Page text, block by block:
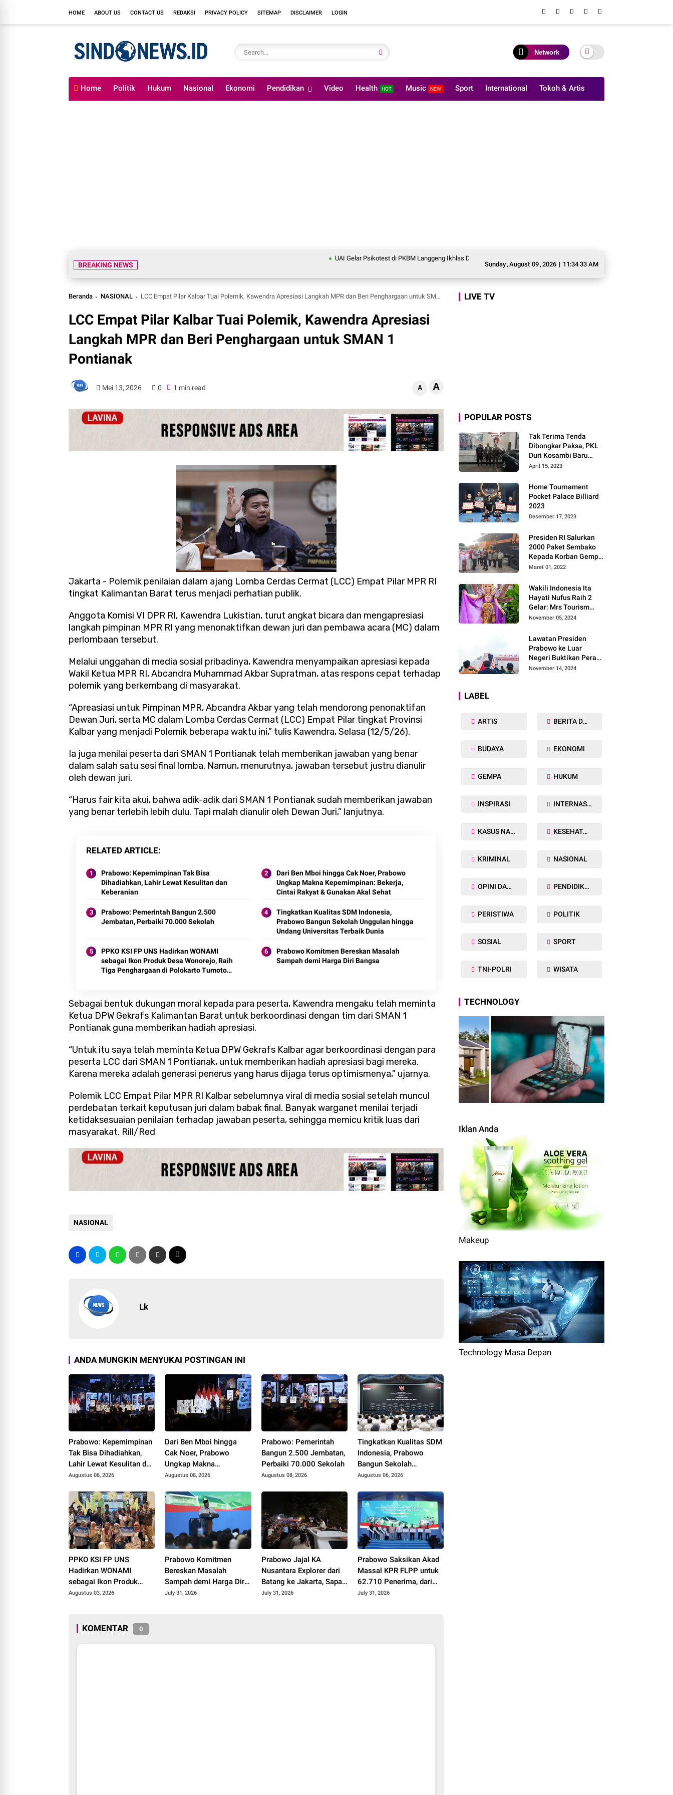
HOME ABOUT US CONTACT US REDAKSI PRIVACY POLICY SITEMAP DISCLAIMER LOGIN
Network
Home Politik Hukum Nasional Ekonomi Pendidikan Video Health HOT Music NEW Sport International Tokoh & Artis
Sunday,August 09,2026 | 11:34 34 AM
BREAKING NEWS
UAI Gelar Psikotest di PKBM Langgeng Ikhlas Depok, Dorong Asesmen Awal Pembelajaran dan Pengembangan Potensi
Beranda NASIONAL LCC Empat Pilar Kalbar Tuai Polemik, Kawendra Apresiasi Langkah MPR dan Beri Penghargaan untuk SMAN 1 Pontianak
LCC Empat Pilar Kalbar Tuai Polemik, Kawendra Apresiasi
Langkah MPR dan Beri Penghargaan untuk SMAN 1
Pontianak
Mei 13, 2026 0 1 min read A A
Jakarta - Polemik penilaian dalam ajang Lomba Cerdas Cermat (LCC) Empat Pilar MPR RI
tingkat Kalimantan Barat terus menjadi perhatian publik.
Anggota Komisi VI DPR RI, Kawendra Lukistian, turut angkat bicara dan mengapresiasi
langkah pimpinan MPR RI yang menonaktifkan dewan juri dan pembawa acara (MC) dalam
perlombaan tersebut.
Melalui unggahan di media sosial pribadinya, Kawendra menyampaikan apresiasi kepada
Wakil Ketua MPR RI, Abcandra Muhammad Akbar Supratman, atas respons cepat terhadap
polemik yang berkembang di masyarakat.
“Apreasiasi untuk Pimpinan MPR, Abcandra Akbar yang telah mendorong penonaktifan
Dewan Juri, serta MC dalam Lomba Cerdas Cermat (LCC) Empat Pilar tingkat Provinsi
Kalbar yang menjadi Polemik beberapa waktu ini,” tulis Kawendra, Selasa (12/5/26).
Ia juga menilai peserta dari SMAN 1 Pontianak telah memberikan jawaban yang benar
dalam salah satu sesi final lomba. Namun, menurutnya, jawaban tersebut justru dianulir
oleh dewan juri.
“Harus fair kita akui, bahwa adik-adik dari SMAN 1 Pontianak sudah memberikan jawaban
yang benar terlebih lebih dulu. Tapi malah dianulir oleh Dewan Juri,” lanjutnya.
RELATED ARTICLE
Prabowo: Kepemimpinan Tak Bisa
Dihadiahkan, Lahir Lewat Kesulitan dan
Keberanian
Dari Ben Mboi hingga Cak Noer, Prabowo
Ungkap Makna Kepemimpinan: Bekerja,
Cintai Rakyat & Gunakan Akal Sehat
Prabowo: Pemerintah Bangun 2.500
Jembatan, Perbaiki 70.000 Sekolah
Tingkatkan Kualitas SDM Indonesia,
Prabowo Bangun Sekolah Unggulan hingga
Undang Universitas Terbaik Dunia
PPKO KSI FP UNS Hadirkan WONAMI
sebagai Ikon Produk Desa Wonorejo, Raih
Tiga Penghargaan di Polokarto Tumoto
Prabowo Komitmen Bereskan Masalah
Sampah demi Harga Diri Bangsa
Sebagai bentuk dukungan moral kepada para peserta, Kawendra mengaku telah meminta
Ketua DPW Gekrafs Kalimantan Barat untuk berkoordinasi dengan tim dari SMAN 1
Pontianak guna memberikan hadiah apresiasi.
“Untuk itu saya telah meminta Ketua DPW Gekrafs Kalbar agar berkoordinasi dengan para
peserta LCC dari SMAN 1 Pontianak, untuk memberikan hadiah apresiasi bagi mereka.
Karena mereka adalah generasi penerus yang harus dijaga terus optimismenya,” ujarnya.
Polemik LCC Empat Pilar MPR RI Kalbar sebelumnya viral di media sosial setelah muncul
perdebatan terkait keputusan juri dalam babak final. Banyak warganet menilai terjadi
ketidaksesuaian penilaian terhadap jawaban peserta, sehingga memicu kritik luas dari
masyarakat. Rill/Red
NASIONAL
Lk
ANDA MUNGKIN MENYUKAI POSTINGAN INI
Prabowo: Kepemimpinan
Tak Bisa Dihadiahkan,
Lahir Lewat Kesulitan dan
Keberanian
Augustus 08, 2026
Dari Ben Mboi hingga
Cak Noer, Prabowo
Ungkap Makna
Kepemimpinan: Bekerja,
Akal Sehat
Augustus 08, 2026
Prabowo: Pemerintah
Bangun 2.500 Jembatan,
Perbaiki 70.000 Sekolah
Augustus 08, 2026
Tingkatkan Kualitas SDM
Indonesia, Prabowo
Bangun Sekolah
Unggulan hingga Undang
Augustus 06, 2026
PPKO KSI FP UNS
Hadirkan WONAMI
sebagai Ikon Produk
Desa Wonorejo, Raih
2026
Augustus 03, 2026
Prabowo Komitmen
Bereskan Masalah
Sampah demi Harga Diri
Bangsa
July 31, 2026
Prabowo Jajal KA
Nusantara Explorer dari
Batang ke Jakarta, Sapa
Hangat Warga
July 31, 2026
Prabowo Saksikan Akad
Massal KPR FLPP untuk
62.710 Penerima, dari
Guru SD hingga
July 31, 2026
KOMENTAR 0
LIVE TV
POPULAR POSTS
Tak Terima Tenda
Dibongkar Paksa, PKL
Duri Kosambi Baru
Gugat PT MD
April 15, 2023
Home Tournament
Pocket Palace Billiard
2023
Desember 17, 2023
Presiden RI Salurkan
2000 Paket Sembako
Kepada Korban Gempa
di Pasaman Barat
Maret 01, 2022
Wakili Indonesia Ita
Hayati Nufus Raih 2
Gelar: Mrs Tourism
2024 dan Fourth
Worldwide
International 2024, di
Pemilihan Mrs
Worldwide 2024
November 05, 2024
Lawatan Presiden
Prabowo ke Luar
Negeri Buktikan Peran
Strategis Indonesia di
November 14, 2024
LABEL
ARTIS BERITA DAERAH
BUDAYA EKONOMI
GEMPA HUKUM
INSPIRASI INTERNASIONAL
KASUS NARKOBA KESEHATAN TUBUH
KRIMINAL NASIONAL
OPINI DAN ARTIKEL PENDIDIKAN
PERISTIWA POLITIK
SOSIAL SPORT
TNI-POLRI WISATA
TECHNOLOGY
Iklan Anda
Makeup
Technology Masa Depan